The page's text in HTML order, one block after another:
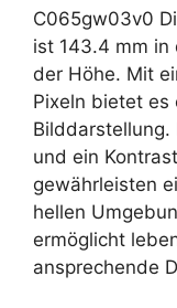
C065gw03v0
ist 143.4 mm in
der Höhe. Mit
Pixeln bietet es
Bilddarstellung.
und ein
gewährleisten
hellen
ermöglicht
ansprechende